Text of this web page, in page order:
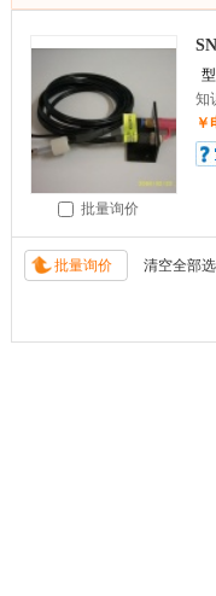
批量询价
知
￥